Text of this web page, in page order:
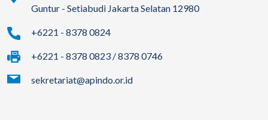
Guntur - Setiabudi Jakarta Selatan 12980
+6221 - 8378 0824
+6221 - 8378 0823 / 8378 0746
sekretariat@apindo.or.id